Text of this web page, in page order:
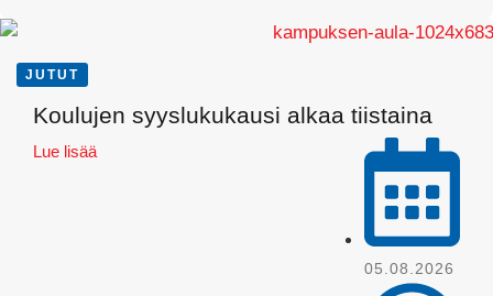
JUTUT
Koulujen syyslukukausi alkaa tiistaina
Lue lisää
05.08.2026